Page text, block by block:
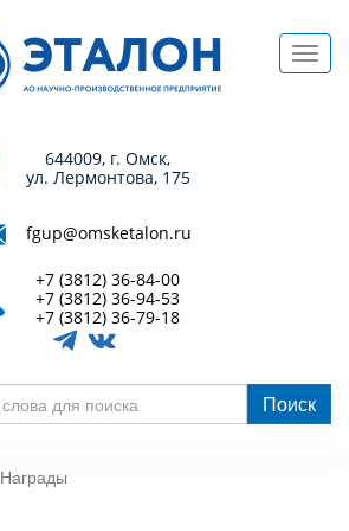
644009, г. Омск,
ул. Лермонтова, 175
fgup@omsketalon.ru
+7 (3812) 36-84-00
+7 (3812) 36-94-53
+7 (3812) 36-79-18
Поиск
Награды